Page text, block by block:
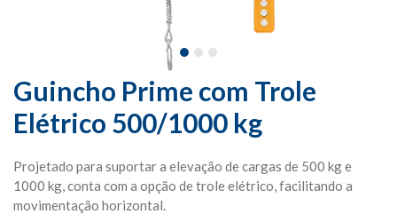
Guincho Prime com Trole
Elétrico 500/1000 kg
Projetado para suportar a elevação de cargas de 500 kg e
1000 kg, conta com a opção de trole elétrico, facilitando a
movimentação horizontal.